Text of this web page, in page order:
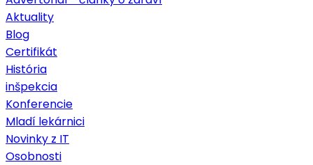
Aktuality
Blog
Certifikát
História
inšpekcia
Konferencie
Mladí lekárnici
Novinky z IT
Osobnosti